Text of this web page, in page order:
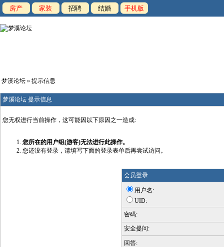
房产 家装 招聘 结婚 手机版
梦溪论坛 » 提示信息
梦溪论坛 提示信息
您无权进行当前操作，这可能因以下原因之一造成:
您所在的用户组(游客)无法进行此操作。
您还没有登录，请填写下面的登录表单后再尝试访问。
会员登录
用户名:
UID:
密码:
安全提问:
回答: